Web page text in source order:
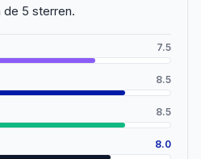
de 5 sterren.
7.5
8.5
8.5
8.0